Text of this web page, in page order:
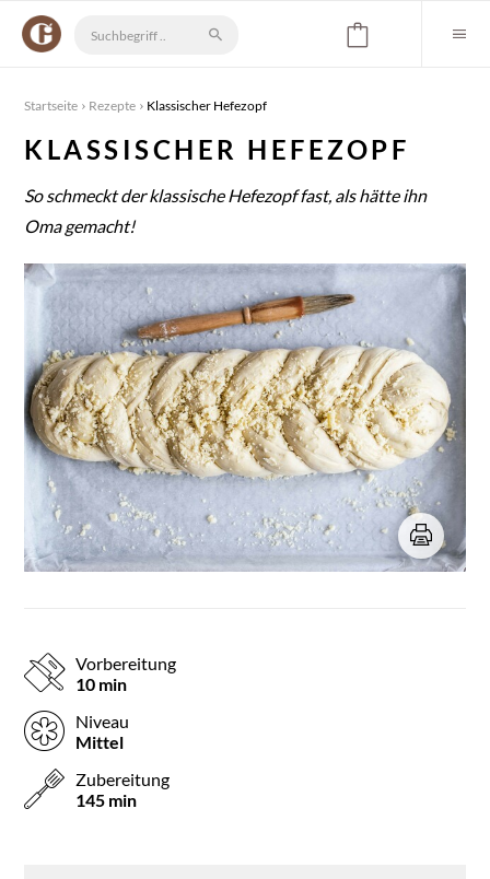
Startseite Rezepte Klassischer Hefezopf
Vorbereitung
10 min
Niveau
Mittel
Zubereitung
145 min
KLASSISCHER HEFEZOPF
So schmeckt der klassische Hefezopf fast, als hätte ihn
Oma gemacht!